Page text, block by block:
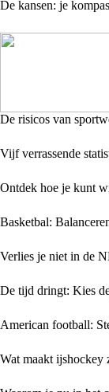
De kansen: je
De risicos van
Vijf verrassende
Ontdek hoe je kunt
Basketbal:
Verlies je niet in de
De tijd dringt: Kies
American football:
Wat maakt ijshockey